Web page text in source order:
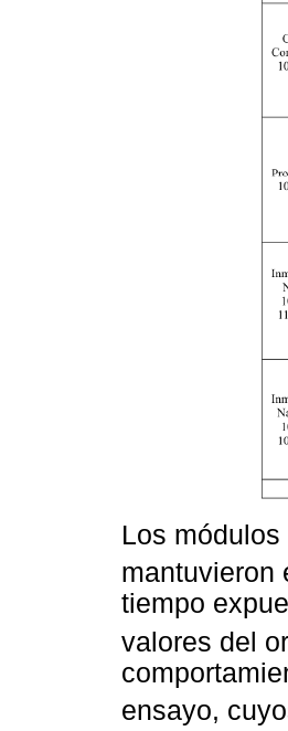
Los
mantuvieron
tiempo
valores del
ensayo,